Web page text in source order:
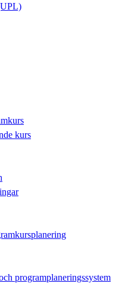
kurs
programplaneringssystem